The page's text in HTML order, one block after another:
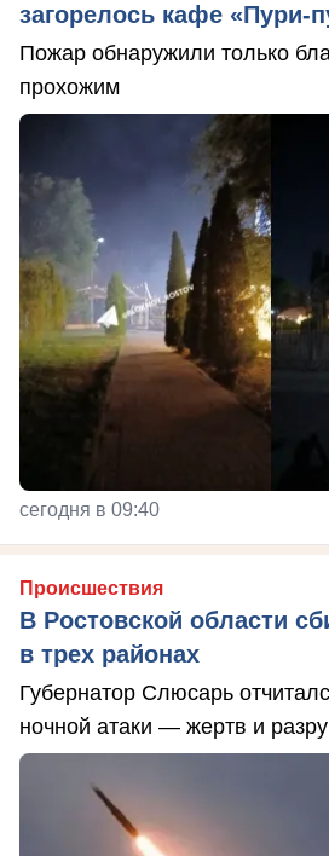
загорелось кафе «Пури-
Пожар обнаружили только
прохожим
сегодня в 09:40
Происшествия
В Ростовской области
в трех районах
Губернатор Слюсарь
ночной атаки — жертв и